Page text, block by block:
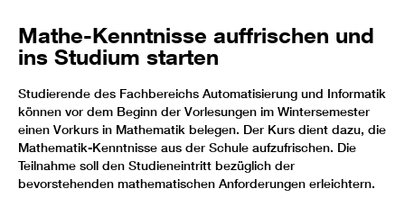
Mathe-Kenntnisse auffrischen und
ins Studium starten
Studierende des Fachbereichs Automatisierung und Informatik
können vor dem Beginn der Vorlesungen im Wintersemester
einen Vorkurs in Mathematik belegen. Der Kurs dient dazu, die
Mathematik-Kenntnisse aus der Schule aufzufrischen. Die
Teilnahme soll den Studieneintritt bezüglich der
bevorstehenden mathematischen Anforderungen erleichtern.